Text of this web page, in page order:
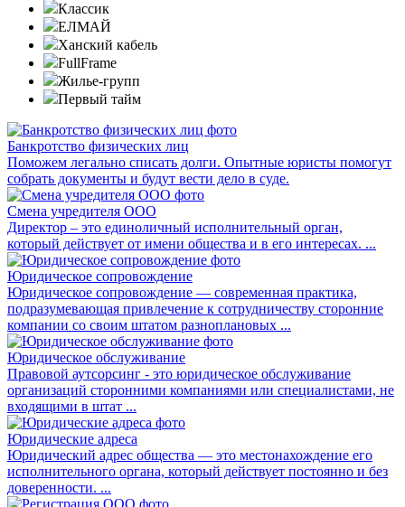
Классик
ЕЛМАЙ
Ханский кабель
FullFrame
Жилье-групп
Первый тайм
Банкротство физических лиц
Поможем легально списать долги. Опытные юристы помогут
собрать документы и будут вести дело в суде.
Смена учредителя ООО
Директор – это единоличный исполнительный орган,
который действует от имени общества и в его интересах. ...
Юридическое сопровождение
Юридическое сопровождение — современная практика,
подразумевающая привлечение к сотрудничеству сторонние
компании со своим штатом разноплановых ...
Юридическое обслуживание
Правовой аутсорсинг - это юридическое обслуживание
организаций сторонними компаниями или специалистами, не
входящими в штат ...
Юридические адреса
Юридический адрес общества — это местонахождение его
исполнительного органа, который действует постоянно и без
доверенности. ...